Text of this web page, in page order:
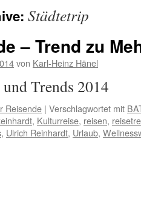
Städtetrip
– Trend zu
von Karl-Heinz Hänel
Trends 2014
Reisende | Verschlagwortet mit
, Kulturreise, reisen,
, Ulrich Reinhardt, Urlaub,